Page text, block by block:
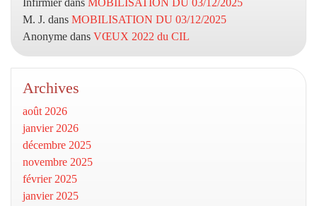
Infirmierdans MOBILISATION DU 03/12/2025
M. J. dans MOBILISATION DU 03/12/2025
Anonyme dans VŒUX 2022 du CIL
Archives
août 2026
janvier 2026
décembre 2025
novembre 2025
février 2025
janvier 2025